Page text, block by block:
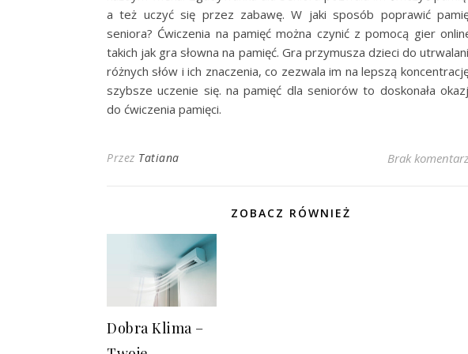
a też uczyć się przez zabawę. W jaki sposób poprawić
seniora? Ćwiczenia na pamięć można czynić z pomocą gier
takich jak gra słowna na pamięć. Gra przymusza dzieci do
różnych słów i ich znaczenia, co zezwala im na lepszą
szybsze uczenie się. na pamięć dla seniorów to doskonała
do ćwiczenia pamięci.
Przez Tatiana Brak
ZOBACZ RÓWNIEŻ
Dobra Klima –